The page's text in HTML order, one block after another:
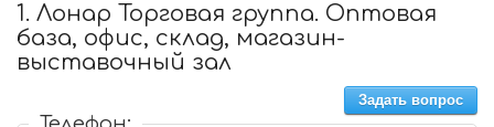
1. Лонар Торговая группа. Оптовая
база, офис, склад, магазин-
выставочный зал
Задать вопрос